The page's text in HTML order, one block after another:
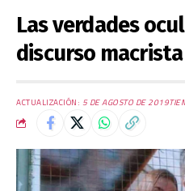
Las verdades
discurso macrista
ACTUALIZACIÓN: 5 DE AGOSTO DE 2019